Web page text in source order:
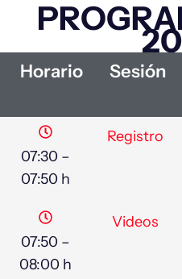
Horario Sesión
07:30 –
07:50 h
Registro
07:50 –
08:00 h
Videos